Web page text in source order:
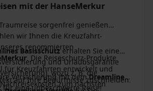
mit der HanseMerkur
sorgenfrei genießen
wir Ihnen die Kreuzfahrt-
renommierten
. Die Reiseschutz-Produkte
für Kreuzfahrten entwickelt und
auf Ihre Bedürfnisse zuschneiden.
Basisschutzerhalten Sie eine
und Urlaubsgarantie
wozu z. B. die
zum nächsten
Versicherung mit demDreamlines
für eine unbeschwerte Reise!